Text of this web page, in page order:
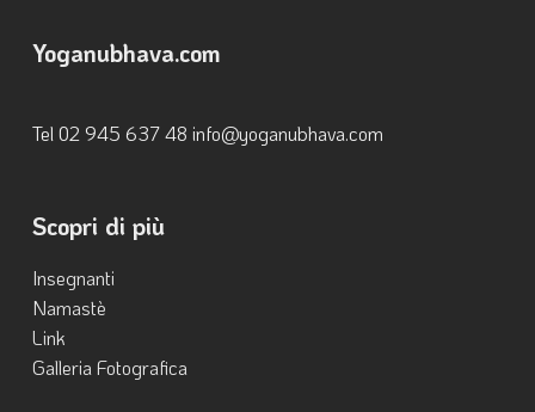
Yoganubhava.com
Tel ‭02 945 637 48‬ info@yoganubhava.com
Scopri di più
Insegnanti
Namastè
Link
Galleria Fotografica